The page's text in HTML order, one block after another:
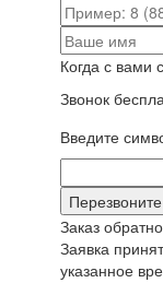
Когда с вами
Звонок
Введите
Заказ
Заявка
указанное